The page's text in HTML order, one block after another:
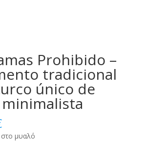
Prohibido –
tradicional
único de
στο μυαλό